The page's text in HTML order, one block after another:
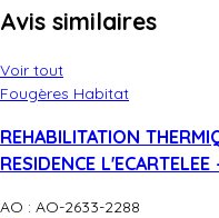
Avis similaires
Voir tout
Fougères Habitat
REHABILITATION
RESIDENCE
AO : AO-2633-2288